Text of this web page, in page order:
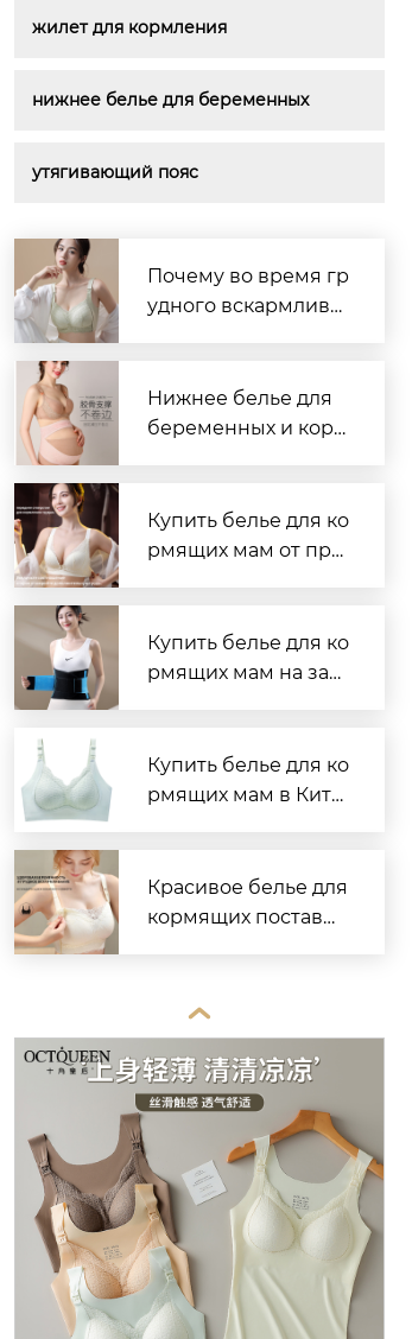
жилет для кормления
нижнее белье для беременных
утягивающий пояс
Почему во время гр
удного вскармлива
Нижнее белье для
беременных и корм
белья
Купить белье для ко
рмящих мам от про
Купить белье для ко
рмящих мам на зав
Купить белье для ко
рмящих мам в Кита
Красивое белье для
кормящих поставщ

октябрь королева материнства ни
жнее белье тонкий раздел собран